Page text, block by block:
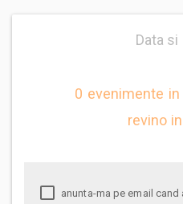
Data
0 evenimente
revino